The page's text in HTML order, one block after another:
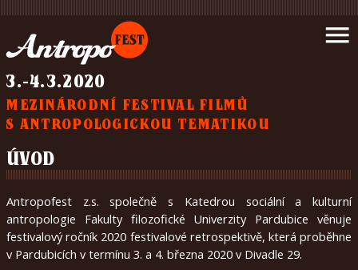
3.-4.3.2020
MEZINÁRODNÍ FESTIVAL FILMŮ
S ANTROPOLOGICKOU TEMATIKOU
menu
Úvod
Novinky
Program
Filmy
Podpořte
nás
Partneři
Napsali
o
nás
Galerie
Kontakt
ÚVOD
Antropofest z.s. společně s Katedrou sociální a kulturní
antropologie Fakulty filozofické Univerzity Pardubice věnuje
festivalový ročník 2020 festivalové retrospektivě, která proběhne
v Pardubicích v termínu 3. a 4. března 2020 v Divadle 29.